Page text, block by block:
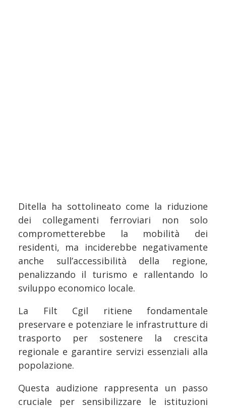
Ditella ha sottolineato come la riduzione
dei collegamenti ferroviari non solo
comprometterebbe la mobilità dei
residenti, ma inciderebbe negativamente
anche sull’accessibilità della regione,
penalizzando il turismo e rallentando lo
sviluppo economico locale.
La Filt Cgil ritiene fondamentale
preservare e potenziare le infrastrutture di
trasporto per sostenere la crescita
regionale e garantire servizi essenziali alla
popolazione.
Questa audizione rappresenta un passo
cruciale per sensibilizzare le istituzioni